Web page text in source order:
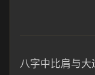
八字中比肩与大